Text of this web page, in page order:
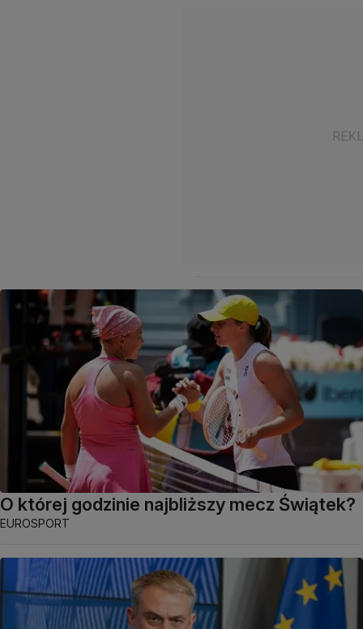
O której godzinie najbliższy mecz Świątek?
EUROSPORT